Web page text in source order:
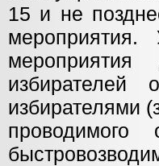
15 и не
мероприятия.
избирателями
проводимого